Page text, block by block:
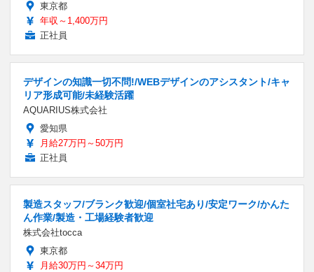
東京都
年収～1,400万円
正社員
デザインの知識一切不問!/WEBデザインのアシスタント/キャ
リア形成可能/未経験活躍
AQUARIUS株式会社
愛知県
月給27万円～50万円
正社員
製造スタッフ/ブランク歓迎/個室社宅あり/安定ワーク/かんた
ん作業/製造・工場経験者歓迎
株式会社tocca
東京都
月給30万円～34万円